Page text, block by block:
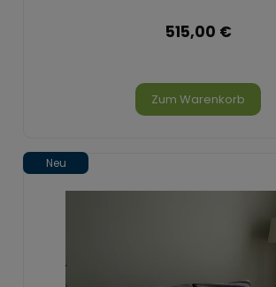
515,00 €
Zum Warenkorb
Neu